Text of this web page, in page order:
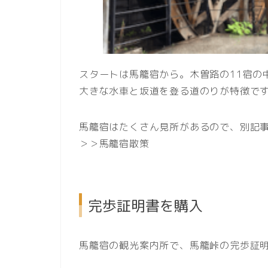
スタートは馬籠宿から。木曽路の11宿
大きな水車と坂道を登る道のりが特徴で
馬籠宿はたくさん見所があるので、別記
＞＞馬籠宿散策
完歩証明書を購入
馬籠宿の観光案内所で、馬籠峠の完歩証